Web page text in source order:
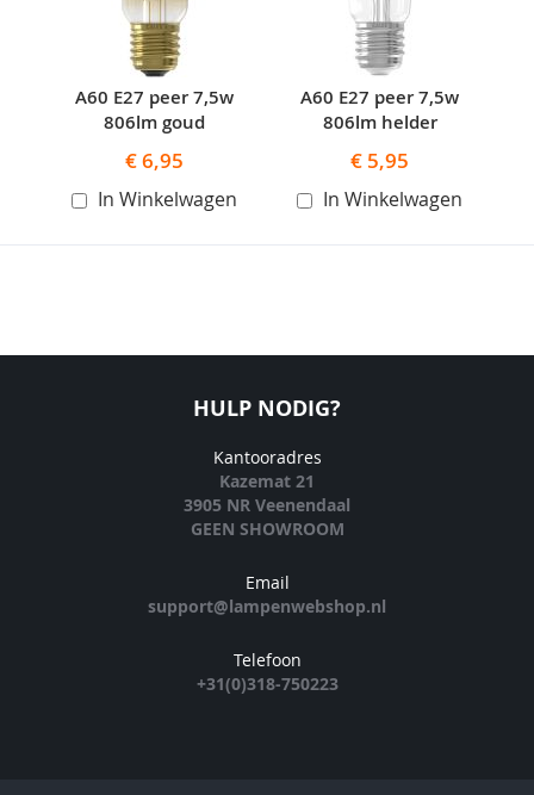
A60 E27 peer 7,5w
806lm goud
€ 6,95
In Winkelwagen
A60 E27 peer 7,5w
806lm helder
€ 5,95
In Winkelwagen
HULP NODIG?
Kantooradres
Kazemat 21
3905 NR Veenendaal
GEEN SHOWROOM
Email
support@lampenwebshop.nl
Telefoon
+31(0)318-750223